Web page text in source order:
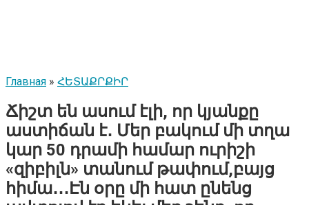
Главная » ՀԵՏԱՔՐՔԻՐ
Ճիշտ են ասում էլի, որ կյանքը
աստիճան է․ Մեր բակում մի տղա
կար 50 դրամի համար ուրիշի
«զիբիլն» տանում թափում,բայց
հիմա․․․Էն օրը մի հատ ընենց